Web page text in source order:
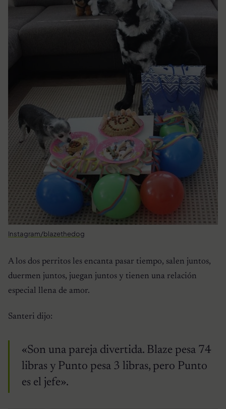
Instagram/blazethedog
A los dos perritos les encanta pasar tiempo, salen juntos,
duermen juntos, juegan juntos y tienen una relación
especial llena de amor.
Santeri dijo:
«Son una pareja divertida. Blaze pesa 74
libras y Punto pesa 3 libras, pero Punto
es el jefe».